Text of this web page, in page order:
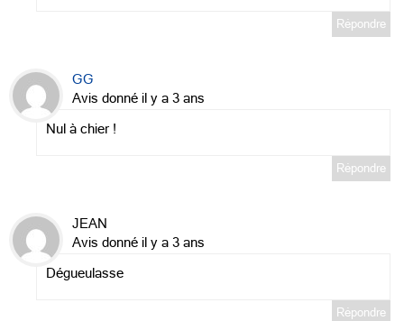
Répondre
GG
Avis donné il y a 3 ans
Nul à chier !
Répondre
JEAN
Avis donné il y a 3 ans
Dégueulasse
Répondre